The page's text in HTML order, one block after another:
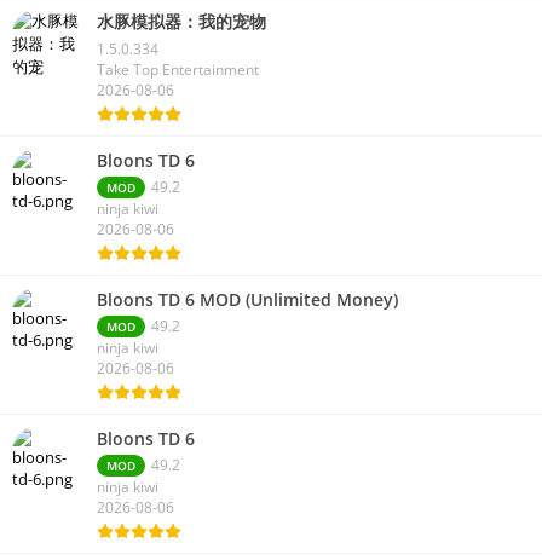
水豚模拟器：我的宠物
1.5.0.334
Take Top Entertainment
2026-08-06
Bloons TD 6
MOD
49.2
ninja kiwi
2026-08-06
Bloons TD 6 MOD (Unlimited Money)
MOD
49.2
ninja kiwi
2026-08-06
Bloons TD 6
MOD
49.2
ninja kiwi
2026-08-06